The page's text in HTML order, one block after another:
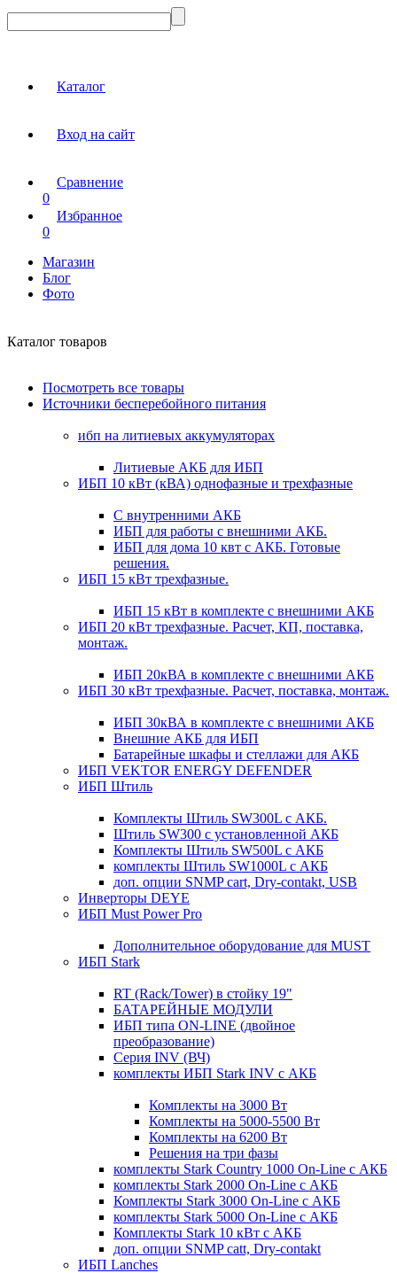
Каталог
Вход на сайт
Сравнение
0
Избранное
0
Магазин
Блог
Фото
Каталог товаров
Посмотреть все товары
Источники бесперебойного питания
ибп на литиевых аккумуляторах
Литиевые АКБ для ИБП
ИБП 10 кВт (кВА) однофазные и трехфазные
С внутренними АКБ
ИБП для работы с внешними АКБ.
ИБП для дома 10 квт с АКБ. Готовые
решения.
ИБП 15 кВт трехфазные.
ИБП 15 кВт в комплекте с внешними АКБ
ИБП 20 кВт трехфазные. Расчет, КП, поставка,
монтаж.
ИБП 20кВА в комплекте с внешними АКБ
ИБП 30 кВт трехфазные. Расчет, поставка, монтаж.
ИБП 30кВА в комплекте с внешними АКБ
Внешние АКБ для ИБП
Батарейные шкафы и стеллажи для АКБ
ИБП VEKTOR ENERGY DEFENDER
ИБП Штиль
Комплекты Штиль SW300L с АКБ.
Штиль SW300 с установленной АКБ
Комплекты Штиль SW500L с АКБ
комплекты Штиль SW1000L с АКБ
доп. опции SNMP cart, Dry-contakt, USB
Инверторы DEYE
ИБП Must Power Pro
Дополнительное оборудование для MUST
ИБП Stark
RT (Rack/Tower) в стойку 19"
БАТАРЕЙНЫЕ МОДУЛИ
ИБП типа ON-LINE (двойное
преобразование)
Серия INV (ВЧ)
комплекты ИБП Stark INV с АКБ
Комплекты на 3000 Вт
Комплекты на 5000-5500 Вт
Комплекты на 6200 Вт
Решения на три фазы
комплекты Stark Country 1000 On-Line с АКБ
комплекты Stark 2000 On-Line с АКБ
Комплекты Stark 3000 On-Line с АКБ
комплекты Stark 5000 On-Line с АКБ
Комплекты Stark 10 кВт с АКБ
доп. опции SNMP catt, Dry-contakt
ИБП Lanches